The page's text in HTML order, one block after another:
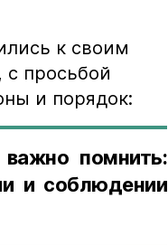
к своим
просьбой
и порядок:
помнить:
и соблюдении